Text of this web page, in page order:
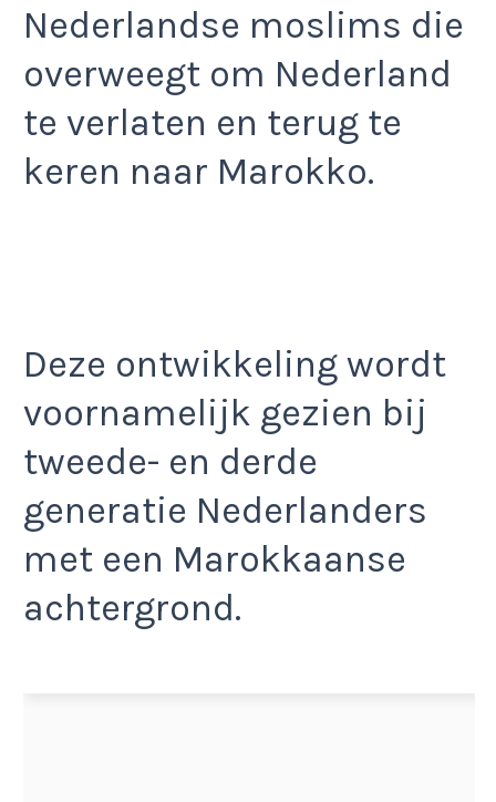
Nederlandse moslims die
overweegt om Nederland
te verlaten en terug te
keren naar Marokko.
Deze ontwikkeling wordt
voornamelijk gezien bij
tweede- en derde
generatie Nederlanders
met een Marokkaanse
achtergrond.